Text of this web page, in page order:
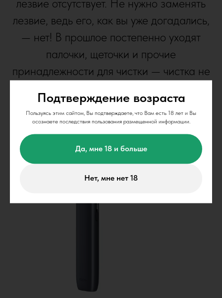
Подтверждение возраста
Пользуясь этим сайтом, Вы подтверждаете, что Вам есть 18 лет и Вы
осознаете последствия пользования размещенной информации.
Да, мне 18 и больше
Нет, мне нет 18
лезвие отсутствует. Не нужно заменять
лезвие, ведь его, как вы уже догадались,
— нет! В прошлое постепенно уходят
палочки, щеточки и прочие
принадлежности для чистки — чистка не